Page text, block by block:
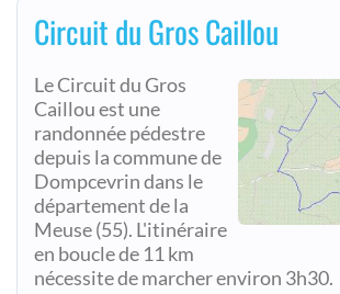
Circuit du Gros Caillou
Le Circuit du Gros
Caillou est une
randonnée pédestre
depuis la commune de
Dompcevrin dans le
département de la
Meuse (55). L'itinéraire
en boucle de 11 km
nécessite de marcher environ 3h30.